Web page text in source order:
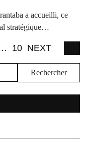
a accueilli, ce
stratégique…
10 NEXT